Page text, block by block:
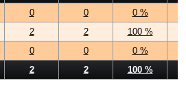
0 0
0 %
2 2
100 %
0 0
0 %
2 2 100 %